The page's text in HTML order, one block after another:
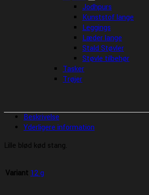
Jodhpurs
Kunststof lange
Leggings
Læder lange
Stald Støvler
Støvle tilbehør
Tasker
Trøjer
Beskrivelse
Yderligere information
Lille blød kød stang.
Variant 12 g